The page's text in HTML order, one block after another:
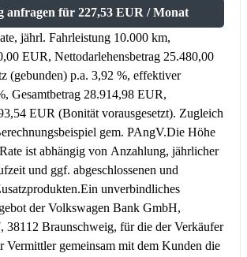
anfragen für 227,53 EUR / Monat
jährl. Fahrleistung 10.000 km,
EUR, Nettodarlehensbetrag 25.480,00
(gebunden) p.a. 3,92 %, effektiver
Gesamtbetrag 28.914,98 EUR,
EUR (Bonität vorausgesetzt). Zugleich
gem. PAngV.Die Höhe
ist abhängig von Anzahlung, jährlicher
und ggf. abgeschlossenen und
Ein unverbindliches
der Volkswagen Bank GmbH,
38112 Braunschweig, für die der Verkäufer
Vermittler gemeinsam mit dem Kunden die